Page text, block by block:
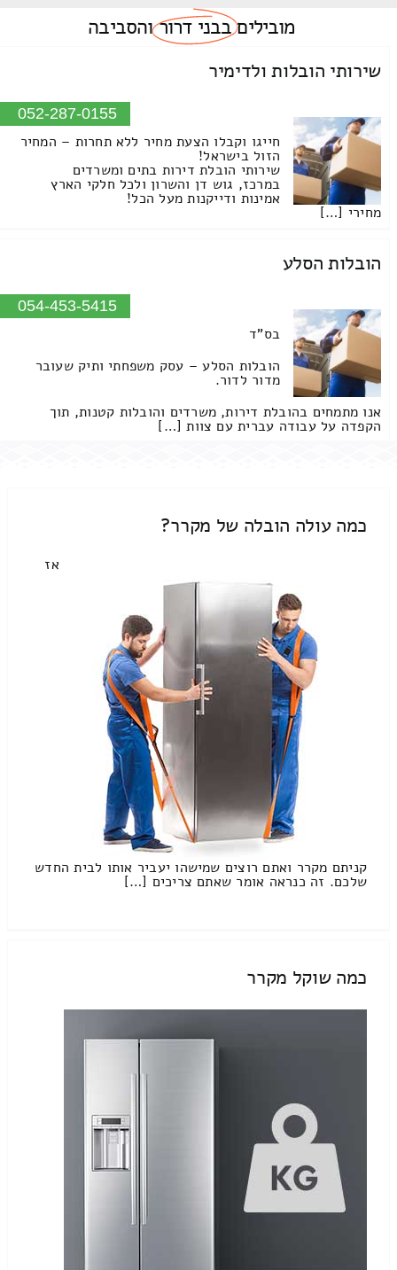
מוביליםבבני דרורוהסביבה
שירותי הובלות ולדימיר
052-287-0155
חייגו וקבלו הצעת מחיר ללא תחרות – המחיר
הזול בישראל!
שירותי הובלת דירות בתים ומשרדים
במרכז, גוש דן והשרון ולכל חלקי הארץ
אמינות ודייקנות מעל הכל!
מחירי […]
הובלות הסלע
054-453-5415
בס"ד
הובלות הסלע – עסק משפחתי ותיק שעובר
מדור לדור.
אנו מתמחים בהובלת דירות, משרדים והובלות קטנות, תוך
הקפדה על עבודה עברית עם צוות […]
כמה עולה הובלה של מקרר?
אז
קניתם מקרר ואתם רוצים שמישהו יעביר אותו לבית החדש
שלכם. זה כנראה אומר שאתם צריכים […]
כמה שוקל מקרר